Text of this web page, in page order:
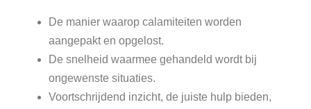
De manier waarop calamiteiten worden
aangepakt en opgelost.
De snelheid waarmee gehandeld wordt bij
ongewenste situaties.
Voortschrijdend inzicht, de juiste hulp bieden,